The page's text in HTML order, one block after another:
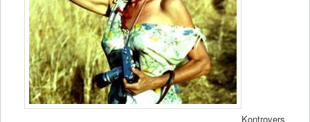
Kontrovers